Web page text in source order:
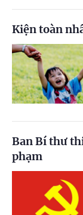
Kiện toàn
Ban Bí thư
phạm